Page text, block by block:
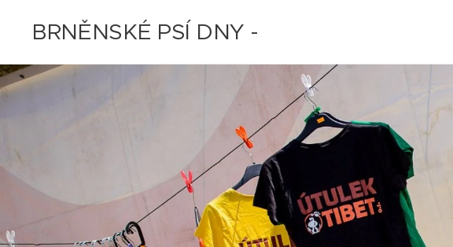
BRNĚNSKÉ PSÍ DNY -
11.-12.7.2020 - ZRUŠENO